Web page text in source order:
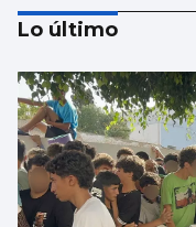
Lo último